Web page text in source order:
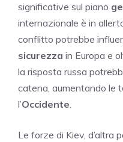
significative sul piano
internazionale è in
conflitto potrebbe
sicurezza in Europa e
la risposta russa
catena, aumentando le
l’Occidente.
Le forze di Kiev, d’altra